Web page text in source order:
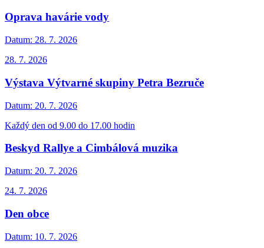
Oprava havárie vody
Datum: 28. 7. 2026
28. 7. 2026
Výstava Výtvarné skupiny Petra Bezruče
Datum: 20. 7. 2026
Každý den od 9.00 do 17.00 hodin
Beskyd Rallye a Cimbálová muzika
Datum: 20. 7. 2026
24. 7. 2026
Den obce
Datum: 10. 7. 2026